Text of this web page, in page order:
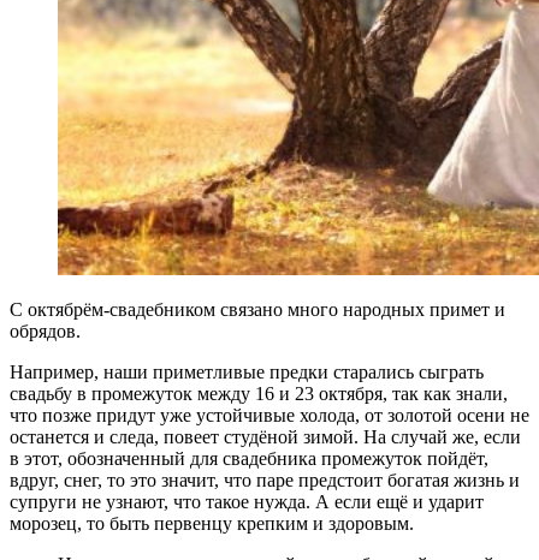
С октябрём-свадебником связано много народных примет и
обрядов.
Например, наши приметливые предки старались сыграть
свадьбу в промежуток между 16 и 23 октября, так как знали,
что позже придут уже устойчивые холода, от золотой осени не
останется и следа, повеет студёной зимой. На случай же, если
в этот, обозначенный для свадебника промежуток пойдёт,
вдруг, снег, то это значит, что паре предстоит богатая жизнь и
супруги не узнают, что такое нужда. А если ещё и ударит
морозец, то быть первенцу крепким и здоровым.